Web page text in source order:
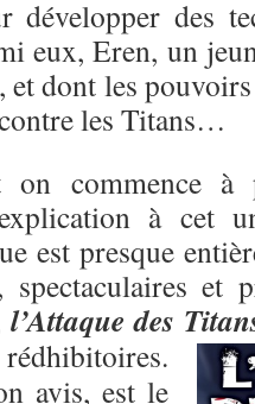
développer des
eux, Eren, un
et dont les
les Titans…
commence à
à cet
est presque
spectaculaires et
l’Attaque des
avis, est le